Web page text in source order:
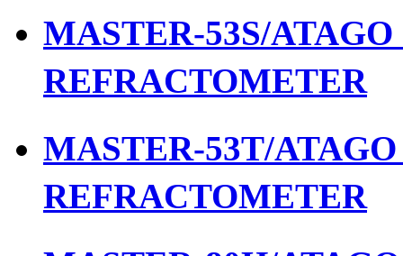
MASTER-53S/
REFRACTOMETER
MASTER-53T/
REFRACTOMETER